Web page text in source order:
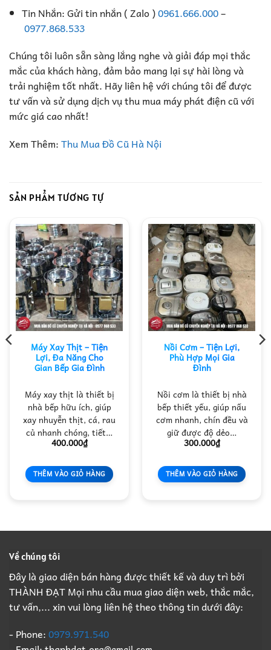
Tin Nhắn: Gửi tin nhắn ( Zalo )0961.666.000–
0977.868.533
Chúng tôi luôn sẵn sàng lắng nghe và giải đáp mọi thắc
mắc của khách hàng, đảm bảo mang lại sự hài lòng và
trải nghiệm tốt nhất. Hãy liên hệ với chúng tôi để được
tư vấn và sử dụng dịch vụ thu mua máy phát điện cũ với
mức giá cao nhất!
Xem Thêm:Thu Mua Đồ Cũ Hà Nội
SẢN PHẨM TƯƠNG TỰ
Máy Xay Thịt – Tiện
Lợi, Đa Năng Cho
Gian Bếp Gia Đình
Máy xay thịt là thiết bị
nhà bếp hữu ích, giúp
xay nhuyễn thịt, cá, rau
củ nhanh chóng, tiết…
400.000₫
THÊM VÀO GIỎ HÀNG
Nồi Cơm – Tiện Lợi,
Phù Hợp Mọi Gia
Đình
Nồi cơm là thiết bị nhà
bếp thiết yếu, giúp nấu
cơm nhanh, chín đều và
giữ được độ dẻo…
300.000₫
THÊM VÀO GIỎ HÀNG
Về chúng tôi
Đây là giao diện bán hàng được thiết kế và duy trì bởi
THÀNH ĐẠT Mọi nhu cầu mua giao diện web, thắc mắc,
tư vấn,... xin vui lòng liên hệ theo thông tin dưới đây:
- Phone:0979.971.540